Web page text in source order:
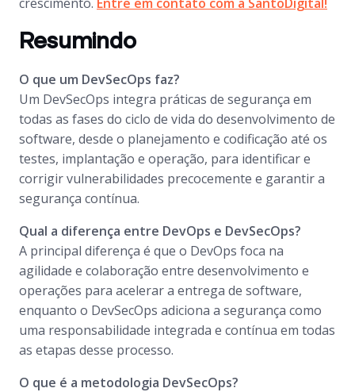
Resumindo
O que um DevSecOps faz?
Um DevSecOps integra práticas de segurança em
todas as fases do ciclo de vida do desenvolvimento de
software, desde o planejamento e codificação até os
testes, implantação e operação, para identificar e
corrigir vulnerabilidades precocemente e garantir a
segurança contínua.
Qual a diferença entre DevOps e DevSecOps?
A principal diferença é que o DevOps foca na
agilidade e colaboração entre desenvolvimento e
operações para acelerar a entrega de software,
enquanto o DevSecOps adiciona a segurança como
uma responsabilidade integrada e contínua em todas
as etapas desse processo.
O que é a metodologia DevSecOps?